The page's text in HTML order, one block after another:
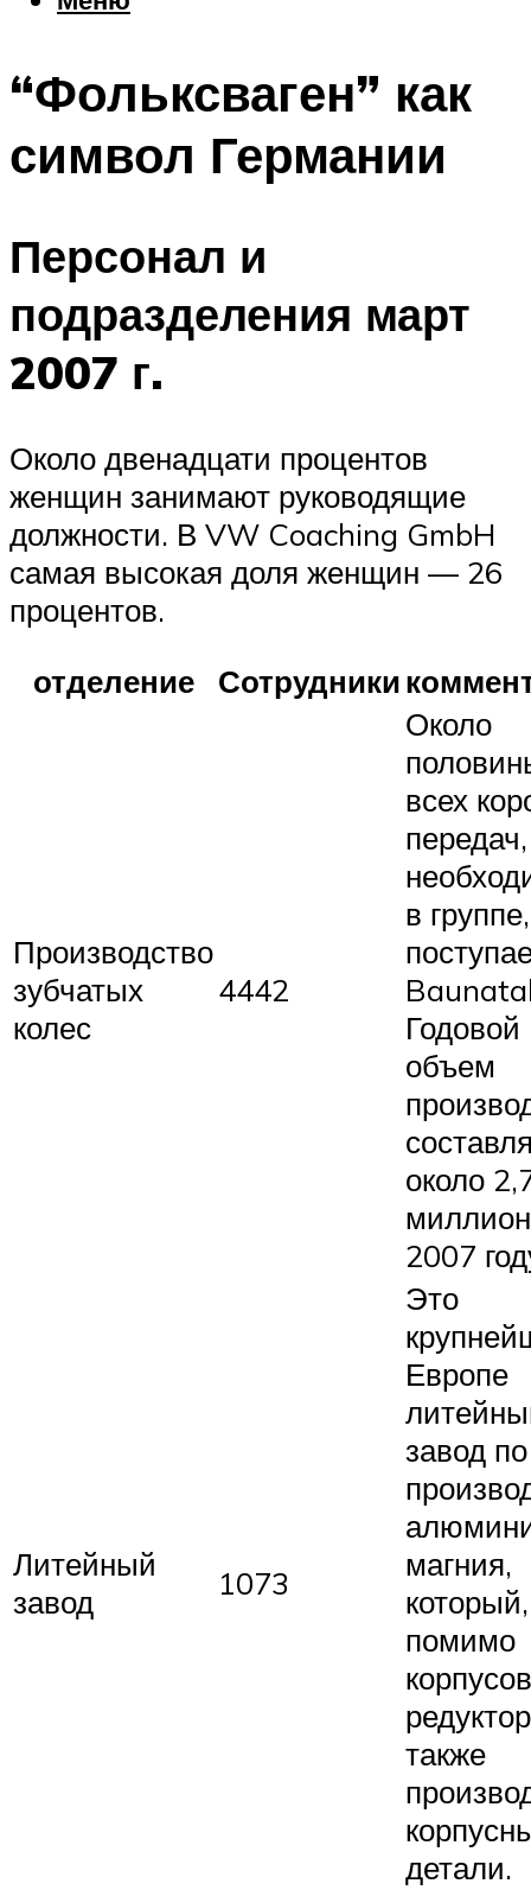
Шоппинг
Что посетить
“Фольксваген” как
символ Германии
Персонал и
подразделения март
2007 г.
Около двенадцати процентов
женщин занимают руководящие
должности. В VW Coaching GmbH
самая высокая доля женщин — 26
процентов.
отделение
Сотрудники
Производство
зубчатых
колес
4442
Около
всех
передач,
в группе,
Годовой
объем
около
2007
Литейный
завод
1073
Это
Европе
завод по
магния,
который,
помимо
корпусов
также
детали.